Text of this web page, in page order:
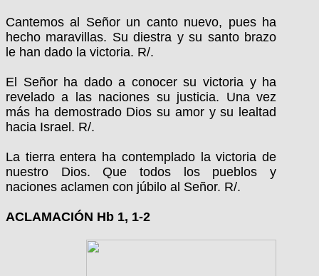
Cantemos al Señor un canto nuevo, pues ha
hecho maravillas. Su diestra y su santo brazo
le han dado la victoria. R/.
El Señor ha dado a conocer su victoria y ha
revelado a las naciones su justicia. Una vez
más ha demostrado Dios su amor y su lealtad
hacia Israel. R/.
La tierra entera ha contemplado la victoria de
nuestro Dios. Que todos los pueblos y
naciones aclamen con júbilo al Señor. R/.
ACLAMACIÓN Hb 1, 1-2